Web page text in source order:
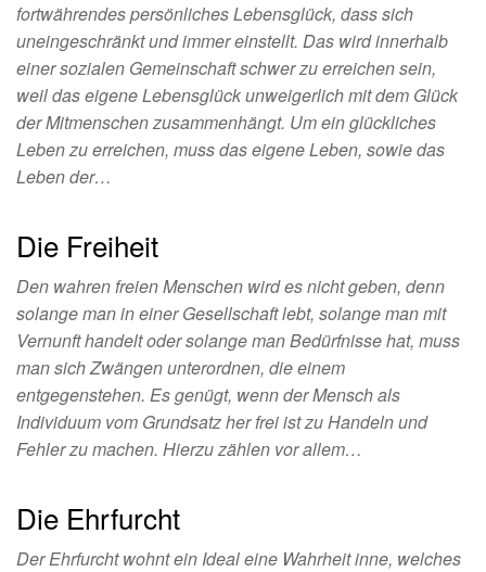
fortwährendes persönliches Lebensglück, dass sich
uneingeschränkt und immer einstellt. Das wird innerhalb
einer sozialen Gemeinschaft schwer zu erreichen sein,
weil das eigene Lebensglück unweigerlich mit dem Glück
der Mitmenschen zusammenhängt. Um ein glückliches
Leben zu erreichen, muss das eigene Leben, sowie das
Leben der…
Die Freiheit
Den wahren freien Menschen wird es nicht geben, denn
solange man in einer Gesellschaft lebt, solange man mit
Vernunft handelt oder solange man Bedürfnisse hat, muss
man sich Zwängen unterordnen, die einem
entgegenstehen. Es genügt, wenn der Mensch als
Individuum vom Grundsatz her frei ist zu Handeln und
Fehler zu machen. Hierzu zählen vor allem…
Die Ehrfurcht
Der Ehrfurcht wohnt ein Ideal eine Wahrheit inne, welches